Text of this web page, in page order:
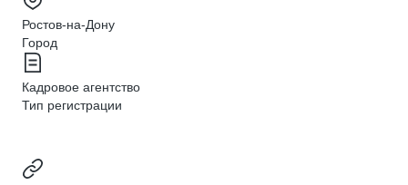
Ростов-на-Дону
Город
Кадровое агентство
Тип регистрации